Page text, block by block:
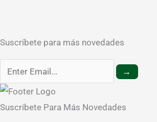
Suscríbete para más novedades
→
Suscríbete Para Más Novedades